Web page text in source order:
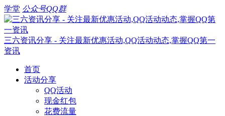
学堂 公众号QQ群
三六资讯分享 - 关注最新优惠活动,QQ活动动态,掌握QQ第一
资讯
首页
活动分享
QQ活动
现金红包
花费流量